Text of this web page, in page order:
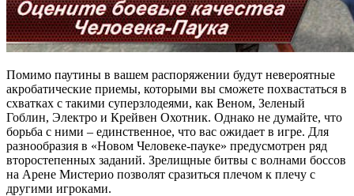
Помимо паутины в вашем распоряжении будут невероятные
акробатические приемы, которыми вы сможете похвастаться в
схватках с такими суперзлодеями, как Веном, Зеленый
Гоблин, Электро и Крейвен Охотник. Однако не думайте, что
борьба с ними – единственное, что вас ожидает в игре. Для
разнообразия в «Новом Человеке-пауке» предусмотрен ряд
второстепенных заданий. Зрелищные битвы с волнами боссов
на Арене Мистерио позволят сразиться плечом к плечу с
другими игроками.